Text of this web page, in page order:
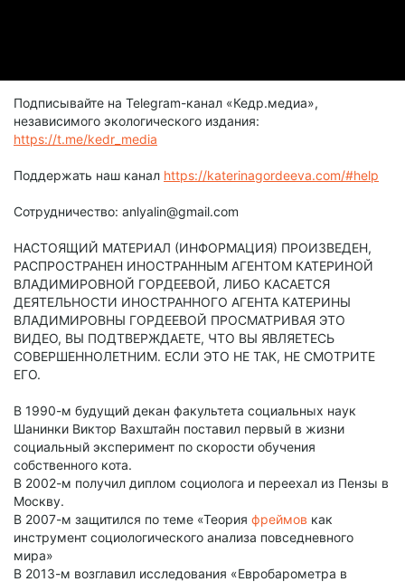
Подписывайте на Telegram-канал «Кедр.медиа»,
независимого экологического издания:
https://t.me/kedr_media
Поддержать наш канал https://katerinagordeeva.com/#help
Сотрудничество: anlyalin@gmail.com
НАСТОЯЩИЙ МАТЕРИАЛ (ИНФОРМАЦИЯ) ПРОИЗВЕДЕН,
РАСПРОСТРАНЕН ИНОСТРАННЫМ АГЕНТОМ КАТЕРИНОЙ
ВЛАДИМИРОВНОЙ ГОРДЕЕВОЙ, ЛИБО КАСАЕТСЯ
ДЕЯТЕЛЬНОСТИ ИНОСТРАННОГО АГЕНТА КАТЕРИНЫ
ВЛАДИМИРОВНЫ ГОРДЕЕВОЙ ПРОСМАТРИВАЯ ЭТО
ВИДЕО, ВЫ ПОДТВЕРЖДАЕТЕ, ЧТО ВЫ ЯВЛЯЕТЕСЬ
СОВЕРШЕННОЛЕТНИМ. ЕСЛИ ЭТО НЕ ТАК, НЕ СМОТРИТЕ
ЕГО.
В 1990-м будущий декан факультета социальных наук
Шанинки Виктор Вахштайн поставил первый в жизни
социальный эксперимент по скорости обучения
собственного кота.
В 2002-м получил диплом социолога и переехал из Пензы в
Москву.
В 2007-м защитился по теме «Теория фреймов как
инструмент социологического анализа повседневного
мира»
В 2013-м возглавил исследования «Евробарометра в